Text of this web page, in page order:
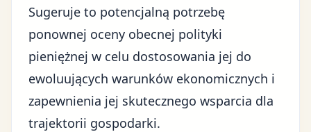
Sugeruje to potencjalną potrzebę
ponownej oceny obecnej polityki
pieniężnej w celu dostosowania jej do
ewoluujących warunków ekonomicznych i
zapewnienia jej skutecznego wsparcia dla
trajektorii gospodarki.